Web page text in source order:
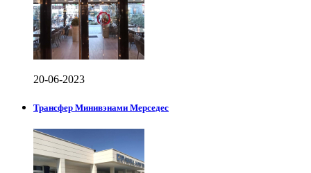
20-06-2023
Трансфер Минивэнами Мерседес